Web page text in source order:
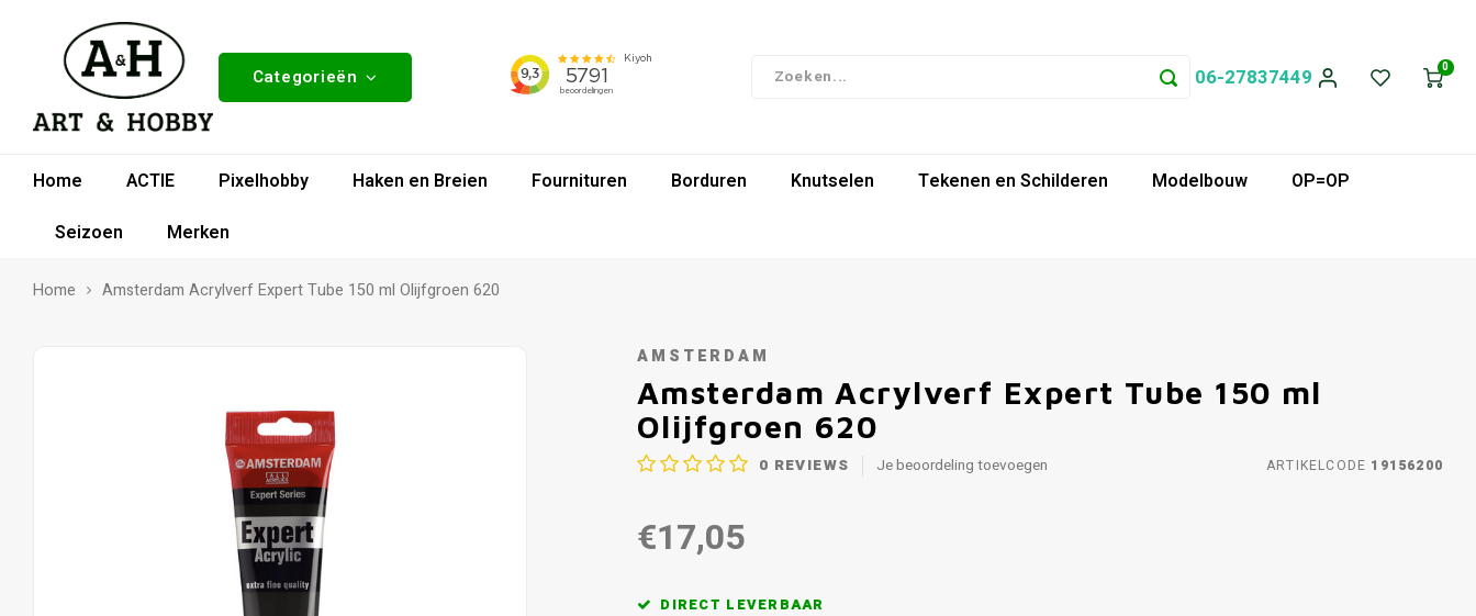
Categorieën 06-27837449 0
Home ACTIE Pixelhobby Haken en Breien Fournituren Borduren Knutselen Tekenen en Schilderen Modelbouw
OP=OP
Seizoen
Merken
Home Amsterdam Acrylverf Expert Tube 150 ml Olijfgroen 620
AMSTERDAM
Amsterdam Acrylverf Expert Tube 150 ml
Olijfgroen 620
0 REVIEWS Je beoordeling toevoegen ARTIKELCODE 19156200
€17,05
DIRECT LEVERBAAR